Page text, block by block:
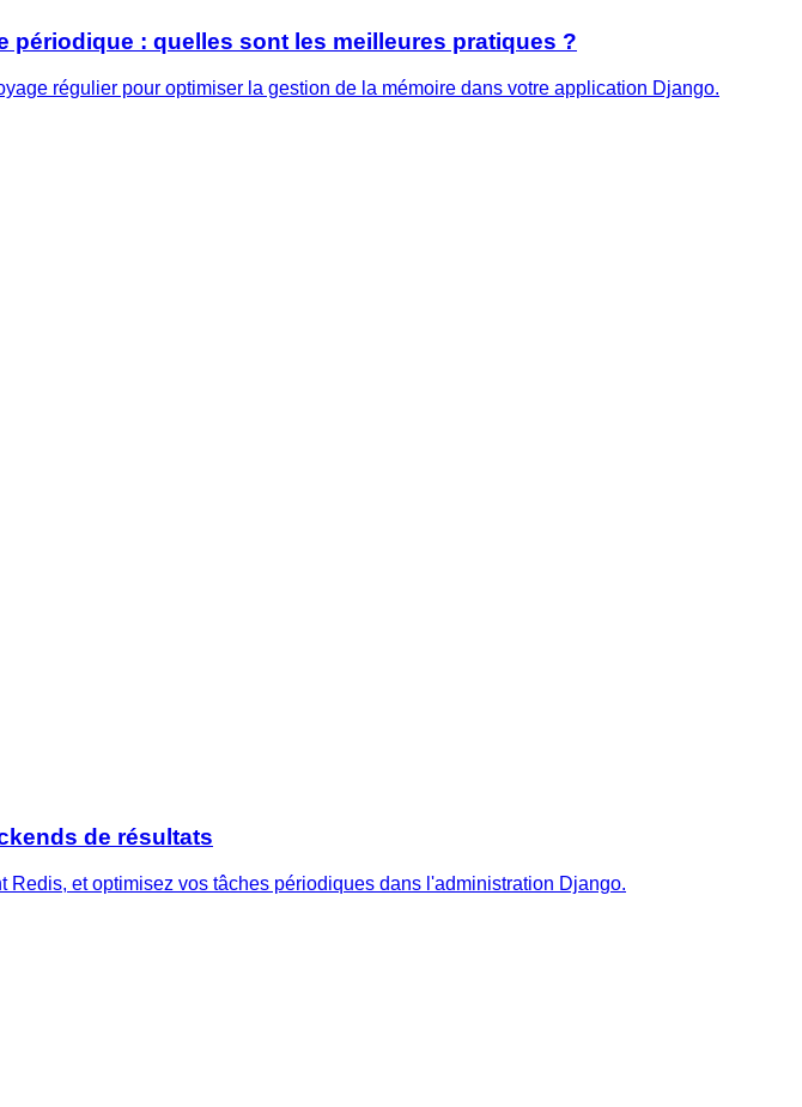
: quelles sont les meilleures pratiques ?
régulier pour optimiser la gestion de la mémoire dans votre application Django.
de résultats
et optimisez vos tâches périodiques dans l'administration Django.